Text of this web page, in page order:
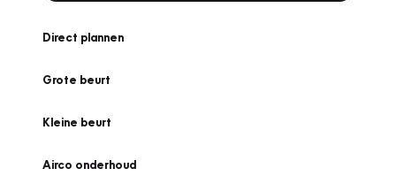
Direct plannen
Grote beurt
Kleine beurt
Airco onderhoud